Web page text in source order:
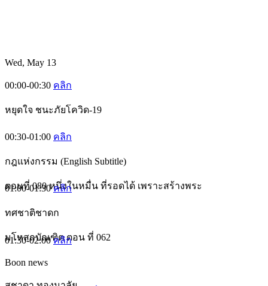
Wed, May 13
00:00-00:30 คลิก
หยุดใจ ชนะภัยโควิด-19
00:30-01:00 คลิก
กฎแห่งกรรม (English Subtitle)
ตอนที่ 080 หนึ่งในหมื่น ที่รอดได้ เพราะสร้างพระ
01:00-01:30คลิก
ทศชาติชาดก
มโหสถบัณฑิต ตอน ที่ 062
01:30-02:00คลิก
Boon news